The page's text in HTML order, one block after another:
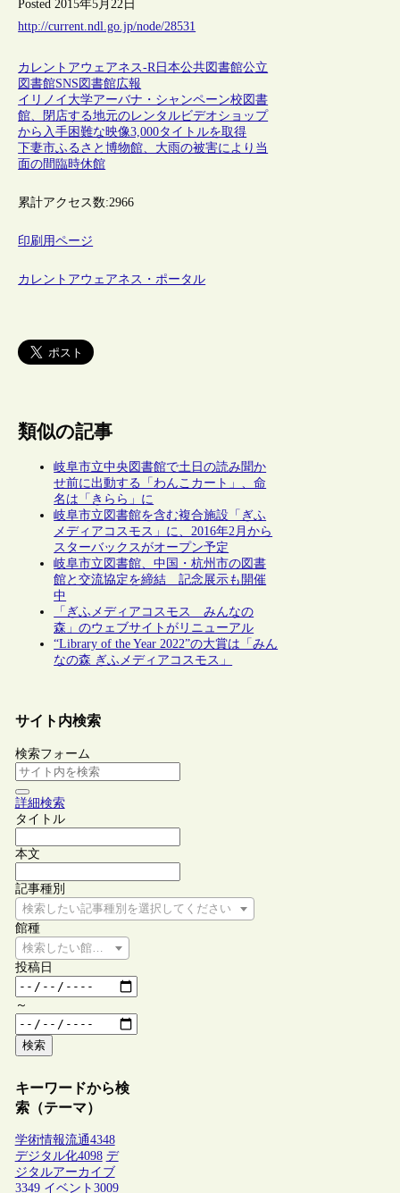
Posted 2015年5月22日
http://current.ndl.go.jp/node/28531
カレントアウェアネス-R 日本公共図書館公立
図書館SNS 図書館広報
イリノイ大学アーバナ・シャンペーン校図書
館、閉店する地元のレンタルビデオショップ
から入手困難な映像3,000タイトルを取得
下妻市ふるさと博物館、大雨の被害により当
面の間臨時休館
累計アクセス数:2966
印刷用ページ
カレントアウェアネス・ポータル
類似の記事
岐阜市立中央図書館で土日の読み聞か
せ前に出動する「わんこカート」、命
名は「きらら」に
岐阜市立図書館を含む複合施設「ぎふ
メディアコスモス」に、2016年2月から
スターバックスがオープン予定
岐阜市立図書館、中国・杭州市の図書
館と交流協定を締結 記念展示も開催
中
「ぎふメディアコスモス みんなの
森」のウェブサイトがリニューアル
“Library of the Year 2022”の大賞は「みん
なの森 ぎふメディアコスモス」
サイト内検索
検索フォーム
詳細検索
タイトル
本文
記事種別
検索したい記事種別を選択してください
館種
検索したい館種を選択してください
投稿日
～
検索
キーワードから検
索（テーマ）
学術情報流通4348
デジタル化4098 デ
ジタルアーカイブ
3349 イベント 3009